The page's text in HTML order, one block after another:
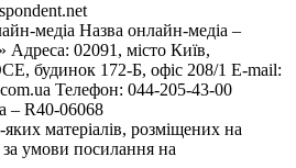
медіа Назва онлайн-медіа –
Адреса: 02091, місто Київ,
будинок 172-Б, офіс 208/1 E-mail:
Телефон: 044-205-43-00
– R40-06068
матеріалів, розміщених на
за умови посилання на